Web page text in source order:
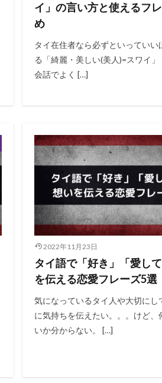
イ」の言い方と使えるフ
め
タイ在住者なら必ずといっていい
る「綺麗・美しい(美人)=スワイ」
会話でよく […]
2022年11月23日
タイ語で「好き」「愛し
を伝える恋愛フレーズ5選
気になっているタイ人や大切にし
に気持ちを伝えたい。。。けど、
いか分からない。 […]